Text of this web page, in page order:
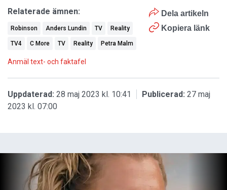
Dela artikeln
Kopiera länk
Relaterade ämnen:
Robinson Anders Lundin TV Reality
TV4 C More TV Reality Petra Malm
Anmäl text- och faktafel
Uppdaterad: 28 maj 2023 kl. 10:41 Publicerad: 27 maj
2023 kl. 07:00